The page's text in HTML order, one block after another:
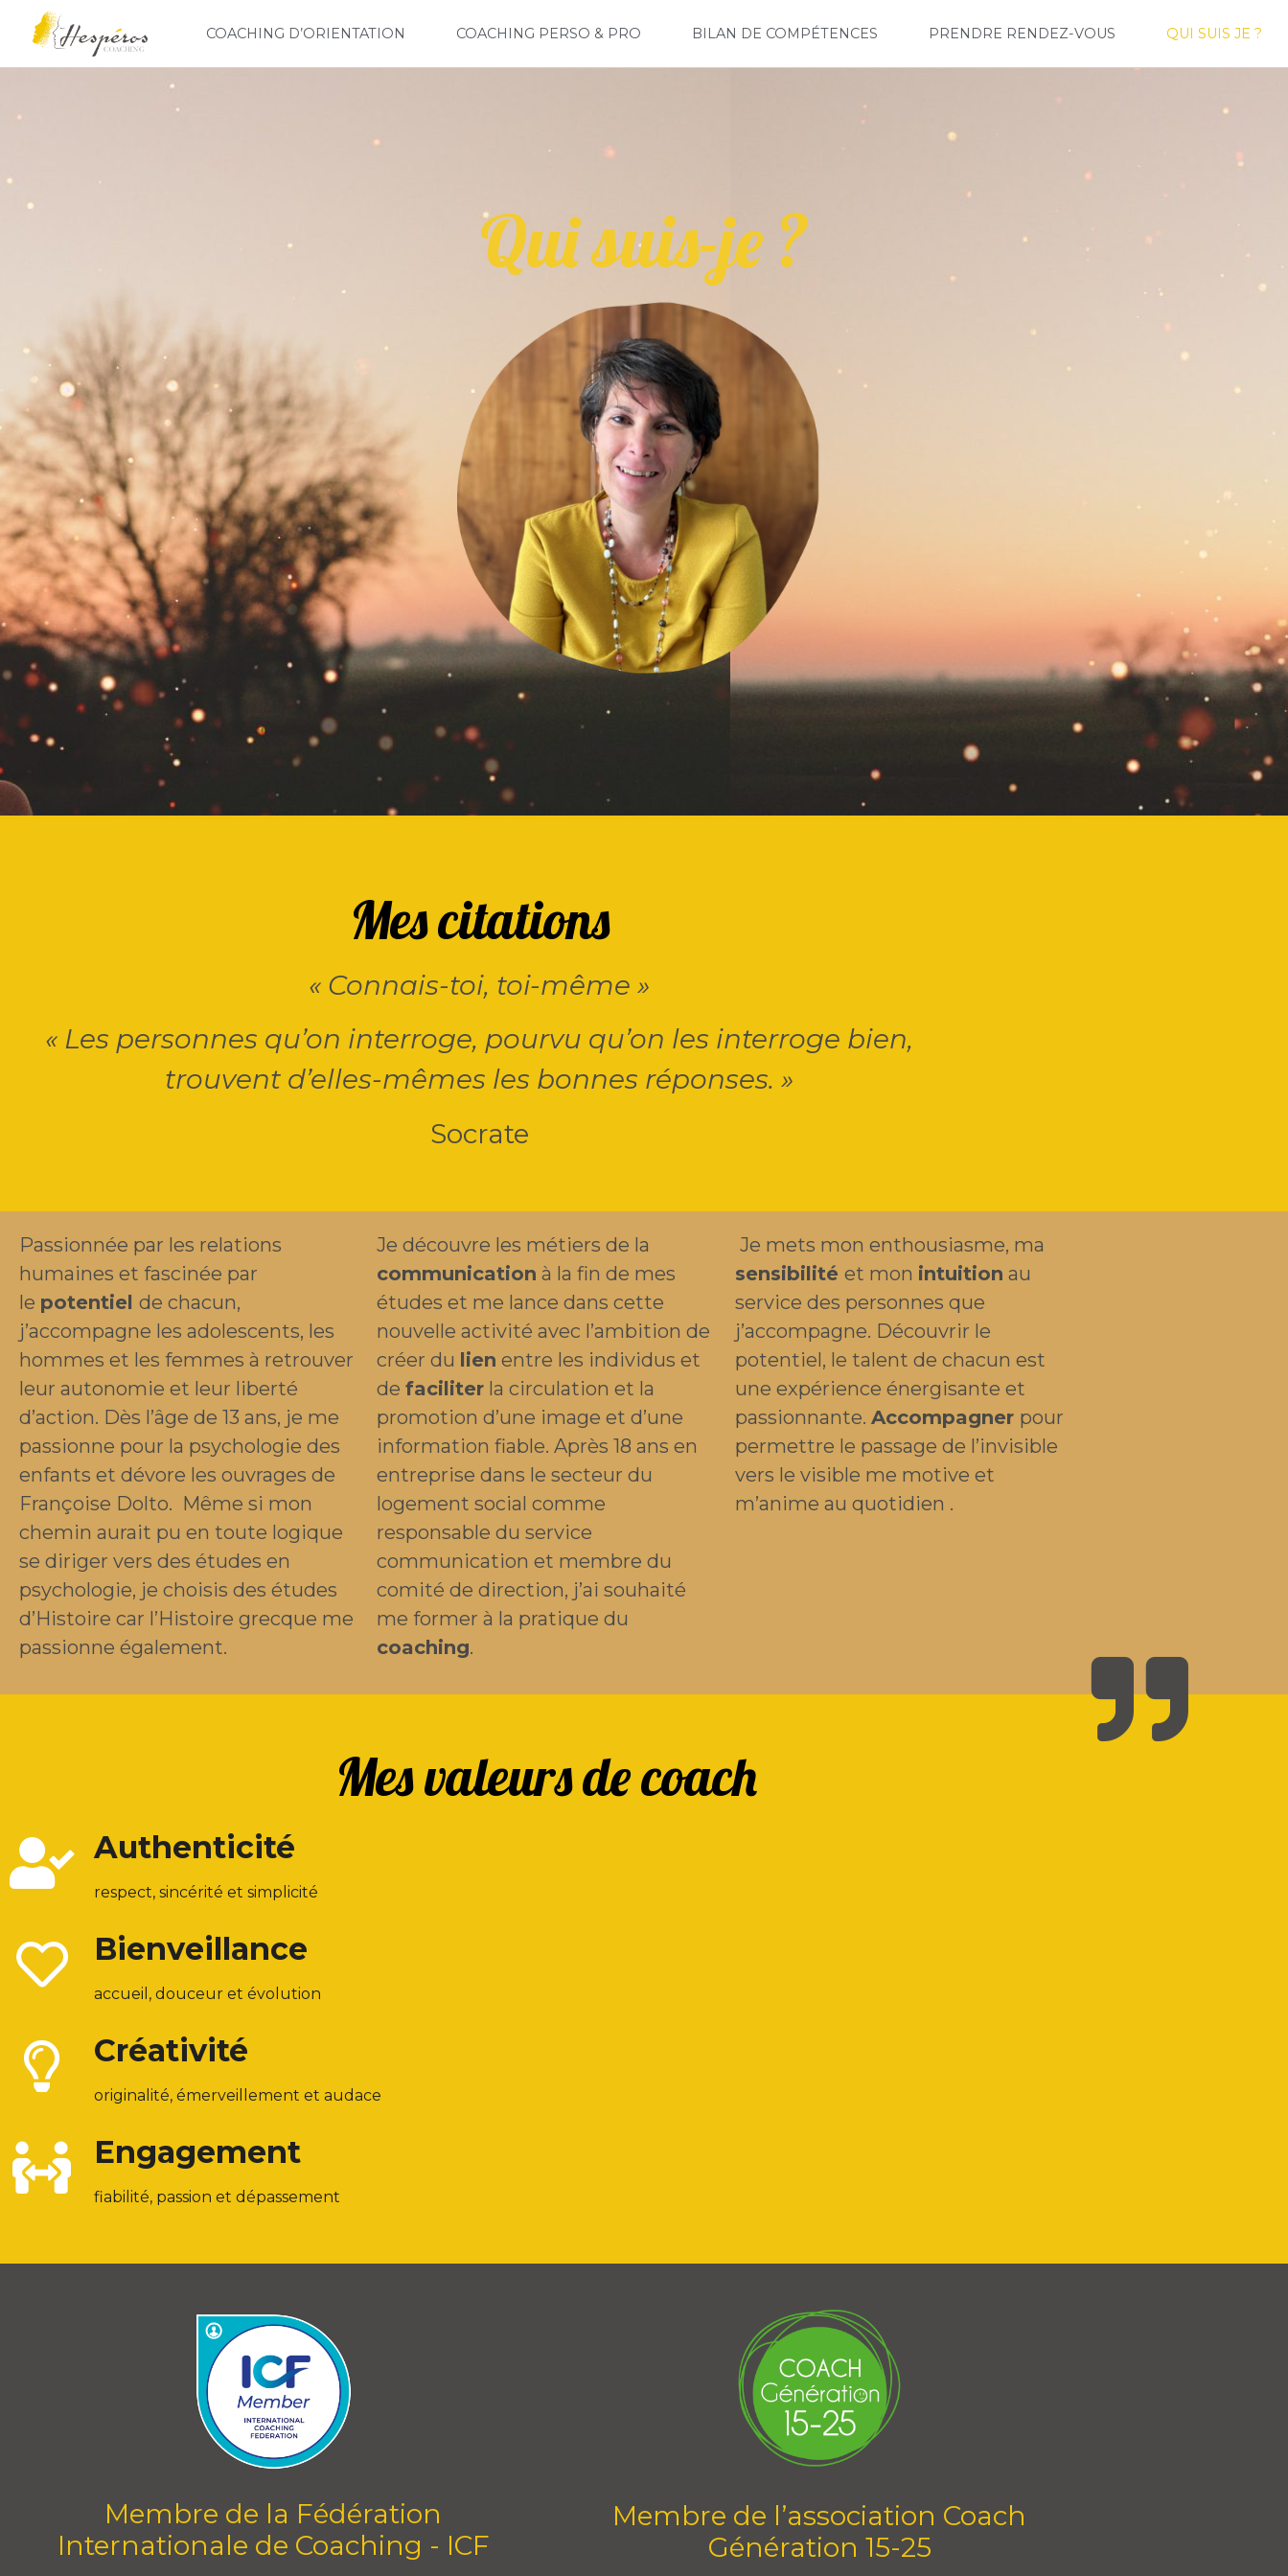
COACHING D’ORIENTATION COACHING PERSO & PRO BILAN DE COMPÉTENCES PRENDRE RENDEZ-VOUS QUI SUIS JE ?
Qui suis-je ?
Mes citations
« Connais-toi, toi-même »
« Les personnes qu’on interroge, pourvu qu’on les interroge bien,
trouvent d’elles-mêmes les bonnes réponses. »
Socrate
Passionnée par les relations
humaines et fascinée par
le potentiel de chacun,
j’accompagne les adolescents, les
hommes et les femmes à retrouver
leur autonomie et leur liberté
d’action. Dès l’âge de 13 ans, je me
passionne pour la psychologie des
enfants et dévore les ouvrages de
Françoise Dolto. Même si mon
chemin aurait pu en toute logique
se diriger vers des études en
psychologie, je choisis des études
d’Histoire car l’Histoire grecque me
passionne également.
Je découvre les métiers de la
communication à la fin de mes
études et me lance dans cette
nouvelle activité avec l’ambition de
créer du lien entre les individus et
defaciliter la circulation et la
promotion d’une image et d’une
information fiable. Après 18 ans en
entreprise dans le secteur du
logement social comme
responsable du service
communication et membre du
comité de direction, j’ai souhaité
me former à la pratique du
coaching.
Je mets mon enthousiasme, ma
sensibilité et mon intuition au
service des personnes que
j’accompagne. Découvrir le
potentiel, le talent de chacun est
une expérience énergisante et
passionnante. Accompagner pour
permettre le passage de l’invisible
vers le visible me motive et
m’anime au quotidien .
Mes valeurs de coach
Authenticité
respect, sincérité et simplicité
Bienveillance
accueil, douceur et évolution
Créativité
originalité, émerveillement et audace
Engagement
fiabilité, passion et dépassement
Membre de la Fédération
Internationale de Coaching - ICF
Membre de l’association Coach
Génération 15-25